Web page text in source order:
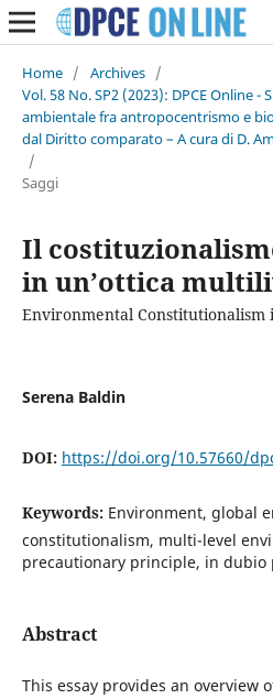
Home / Archives /
Vol. 58 No. SP2 (2023): DPCE Online -
ambientale fra antropocentrismo e
dal Diritto comparato – A cura di D.
/
Saggi
Il
in un’ottica
Environmental Constitutionalism
Serena Baldin
DOI: https://doi.org/10.57660/
Keywords: Environment, global
constitutionalism, multi-level
precautionary principle, in
Abstract
This essay provides an overview